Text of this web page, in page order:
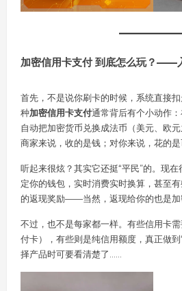
加密信用卡支付 到底怎么玩？——
首先，不是说你刷卡的时候，系统直接
种加密信用卡支付通常背后有个小动作
自动把加密货币兑换成法币（美元、欧
商家来说，收的是钱；对你来说，花的是
听起来很炫？其实它还挺“平民”的。现
定你的钱包，实时消费实时换算，甚至
的返现奖励——当然，返现给你的也是加
不过，也不是每家都一样。有些信用卡
付卡），有些则是纯信用额度，真正做
择产品时可要看清楚了……